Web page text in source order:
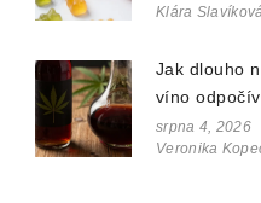
Klára Slavíková
Jak dlouho
víno
podáváním?
nejlepší chuť
srpna 4, 2026
Veronika